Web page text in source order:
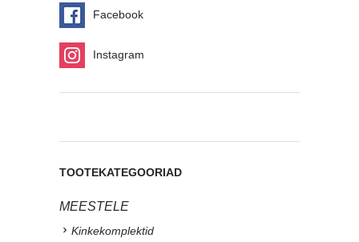
Facebook
Instagram
TOOTEKATEGOORIAD
MEESTELE
Kinkekomplektid